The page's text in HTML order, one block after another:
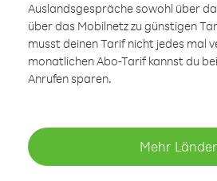
Auslandsgespräche sowohl über
über das Mobilnetz zu günstigen
musst deinen Tarif nicht jedes mal
monatlichen Abo-Tarif kannst du
Anrufen sparen.
Mehr Länder